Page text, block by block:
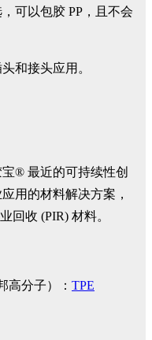
可以包胶 PP，且不会
和接头应用。
® 最近的可持续性创
用的材料解决方案，
回收 (PIR) 材料。
高分子）： TPE